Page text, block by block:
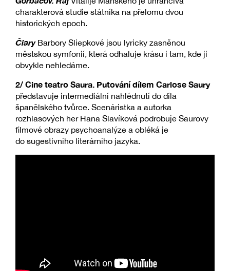
charakterová studie státníka na přelomu dvou
historických epoch.
ČiaryBarbory Sliepkové jsou lyricky zasněnou
městskou symfonií, která odhaluje krásu i tam, kde ji
obvykle nehledáme.
2/ Cine teatro Saura. Putování dílem Carlose Saury
představuje intermediální nahlédnutí do díla
španělského tvůrce. Scenáristka a autorka
rozhlasových her Hana Slavíková podrobuje Saurovy
filmové obrazy psychoanalýze a obléká je
do sugestivního literárního jazyka.